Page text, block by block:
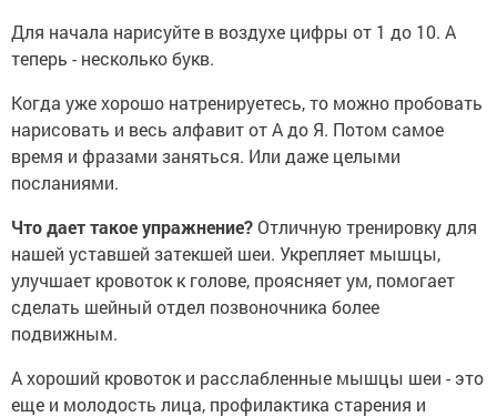
Для начала нарисуйте в воздухе цифры от 1 до 10. А
теперь - несколько букв.
Когда уже хорошо натренируетесь, то можно пробовать
нарисовать и весь алфавит от А до Я. Потом самое
время и фразами заняться. Или даже целыми
посланиями.
Что дает такое упражнение? Отличную тренировку для
нашей уставшей затекшей шеи. Укрепляет мышцы,
улучшает кровоток к голове, проясняет ум, помогает
сделать шейный отдел позвоночника более
подвижным.
А хороший кровоток и расслабленные мышцы шеи - это
еще и молодость лица, профилактика старения и